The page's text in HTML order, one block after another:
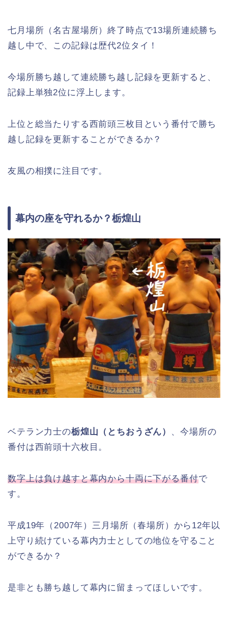
七月場所（名古屋場所）終了時点で13場所連続勝ち
越し中で、この記録は歴代2位タイ！
今場所勝ち越して連続勝ち越し記録を更新すると、
記録上単独2位に浮上します。
上位と総当たりする西前頭三枚目という番付で勝ち
越し記録を更新することができるか？
友風の相撲に注目です。
幕内の座を守れるか？栃煌山
ベテラン力士の栃煌山（とちおうざん） 、今場所の
番付は西前頭十六枚目。
数字上は負け越すと幕内から十両に下がる番付で
す。
平成19年（2007年）三月場所（春場所）から12年以
上守り続けている幕内力士としての地位を守ること
ができるか？
是非とも勝ち越して幕内に留まってほしいです。